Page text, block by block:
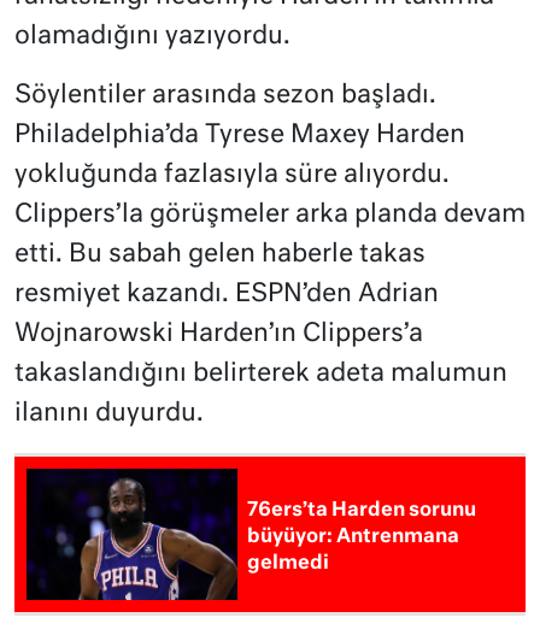
olamadığını yazıyordu.
Söylentiler arasında sezon başladı.
Philadelphia’da Tyrese Maxey Harden
yokluğunda fazlasıyla süre alıyordu.
Clippers’la görüşmeler arka planda devam
etti. Bu sabah gelen haberle takas
resmiyet kazandı. ESPN’den Adrian
Wojnarowski Harden’ın Clippers’a
takaslandığını belirterek adeta malumun
ilanını duyurdu.
76ers’ta Harden sorunu
büyüyor: Antrenmana
gelmedi